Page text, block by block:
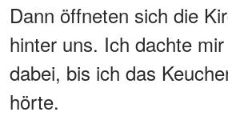
Dann öffneten sich die
hinter uns. Ich dachte
dabei, bis ich das
hörte.